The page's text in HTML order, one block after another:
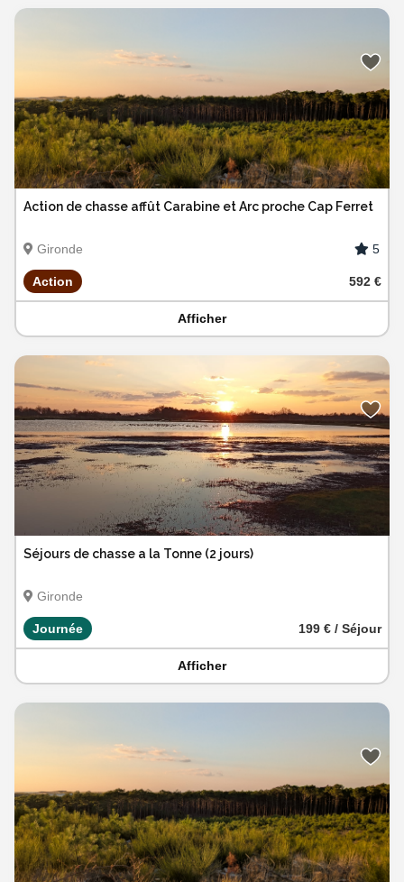
Action de chasse affût Carabine et Arc proche Cap Ferret
Gironde 5
Action 592 €
Afficher
Séjours de chasse a la Tonne (2 jours)
Gironde
Journée 199 € / Séjour
Afficher